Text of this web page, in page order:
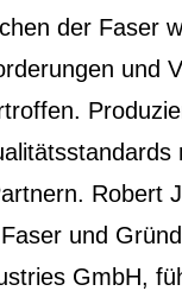
der Faser
und
Robert
und
GmbH,